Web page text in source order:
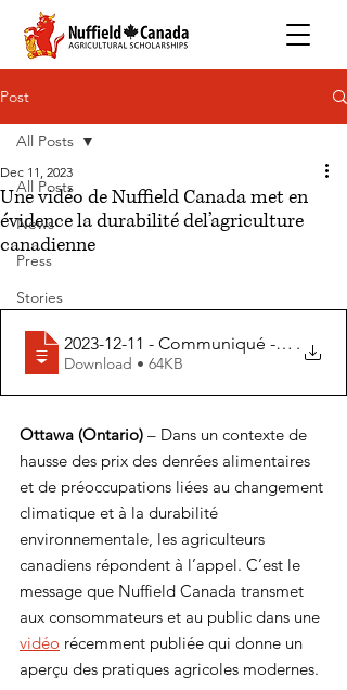
Post
All Posts
News
Press
Stories
All Posts
Une vidéo de Nuffield Canada met en
évidence la durabilité del’agriculture
canadienne
Dec 11, 2023
2023-12-11 - Communiqué - Une
.
Download • 64KB
Ottawa (Ontario) – Dans un contexte de
hausse des prix des denrées alimentaires
et de préoccupations liées au changement
climatique et à la durabilité
environnementale, les agriculteurs
canadiens répondent à l’appel. C’est le
message que Nuffield Canada transmet
aux consommateurs et au public dans une
vidéo récemment publiée qui donne un
aperçu des pratiques agricoles modernes.